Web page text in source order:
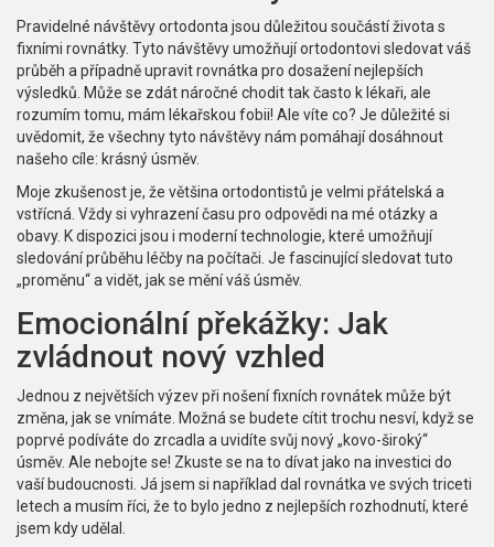
Pravidelné návštěvy ortodonta jsou důležitou součástí života s
fixními rovnátky. Tyto návštěvy umožňují ortodontovi sledovat váš
průběh a případně upravit rovnátka pro dosažení nejlepších
výsledků. Může se zdát náročné chodit tak často k lékaři, ale
rozumím tomu, mám lékařskou fobii! Ale víte co? Je důležité si
uvědomit, že všechny tyto návštěvy nám pomáhají dosáhnout
našeho cíle: krásný úsměv.
Moje zkušenost je, že většina ortodontistů je velmi přátelská a
vstřícná. Vždy si vyhrazení času pro odpovědi na mé otázky a
obavy. K dispozici jsou i moderní technologie, které umožňují
sledování průběhu léčby na počítači. Je fascinující sledovat tuto
„proměnu“ a vidět, jak se mění váš úsměv.
Emocionální překážky: Jak
zvládnout nový vzhled
Jednou z největších výzev při nošení fixních rovnátek může být
změna, jak se vnímáte. Možná se budete cítit trochu nesví, když se
poprvé podíváte do zrcadla a uvidíte svůj nový „kovo-široký“
úsměv. Ale nebojte se! Zkuste se na to dívat jako na investici do
vaší budoucnosti. Já jsem si například dal rovnátka ve svých triceti
letech a musím říci, že to bylo jedno z nejlepších rozhodnutí, které
jsem kdy udělal.